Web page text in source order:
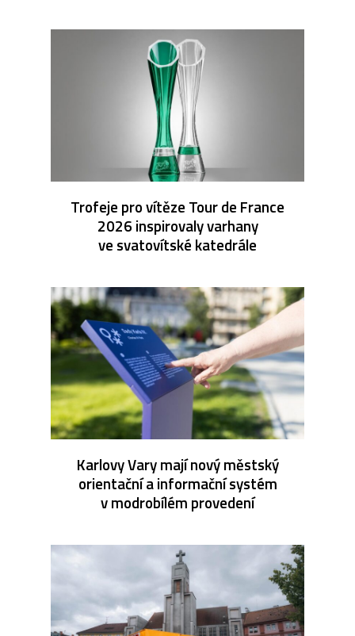
Trofeje pro vítěze Tour de France
2026 inspirovaly varhany
ve svatovítské katedrále
Karlovy Vary mají nový městský
orientační a informační systém
v modrobílém provedení